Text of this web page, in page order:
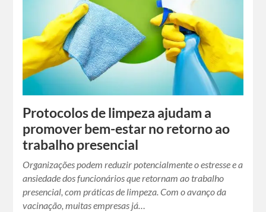
Protocolos de limpeza ajudam a
promover bem-estar no retorno ao
trabalho presencial
Organizações podem reduzir potencialmente o estresse e a
ansiedade dos funcionários que retornam ao trabalho
presencial, com práticas de limpeza. Com o avanço da
vacinação, muitas empresas já…